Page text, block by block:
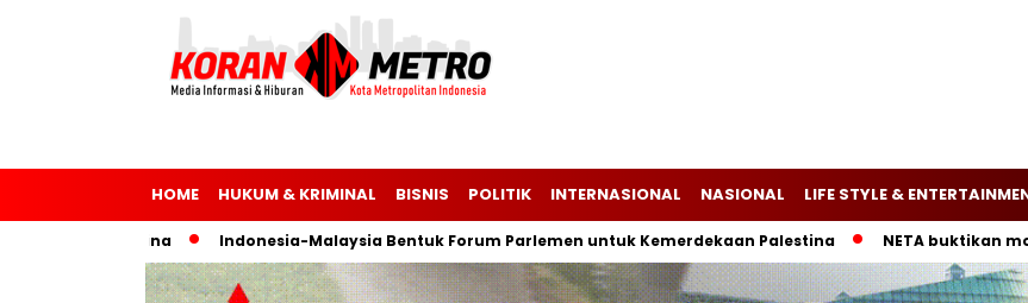
HOME HUKUM & KRIMINAL BISNIS POLITIK INTERNASIONAL NASIONAL LIFE STYLE &
Indonesia-Malaysia Bentuk Forum Parlemen untuk Kemerdekaan Palestina NETA buktikan mobil